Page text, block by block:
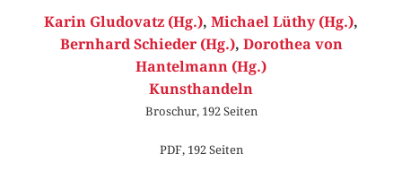
Karin Gludovatz (Hg.), Michael Lüthy (Hg.),
Bernhard Schieder (Hg.), Dorothea von
Hantelmann (Hg.)
Kunsthandeln
Broschur, 192 Seiten
PDF, 192 Seiten